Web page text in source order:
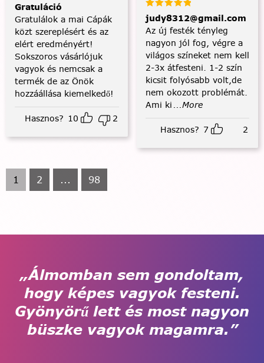
Gratuláció
Gratulálok a mai Cápák
közt szereplésért és az
elért eredményért!
Sokszoros vásárlójuk
vagyok és nemcsak a
termék de az Önök
hozzáállása kiemelkedő!
Hasznos? 10 2
judy8312@gmail.com
Az új festék tényleg
nagyon jól fog, végre a
világos színeket nem kell
2-3x átfesteni. 1-2 szín
kicsit folyósabb volt,de
nem okozott problémát.
Ami ki ...More
Hasznos? 7 2
1 2 ... 98
„Álmomban sem gondoltam,
hogy képes vagyok festeni.
Gyönyörű lett és most nagyon
büszke vagyok magamra.”